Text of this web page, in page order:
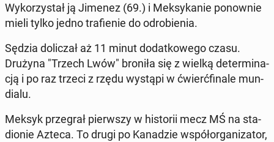
Wy­ko­rzy­stał ją Jimenez (69.) i Mek­sy­ka­nie po­now­nie
mieli tylko jedno tra­fie­nie do od­ro­bie­nia.
Sędzia do­li­czał aż 11 minut do­dat­ko­we­go czasu.
Drużyna "Trzech Lwów" broniła się z wielką de­ter­mi­na­
cją i po raz trzeci z rzędu wystąpi w ćwierć­fi­na­le mun­
dia­lu.
Meksyk prze­grał pierw­szy w hi­sto­rii mecz MŚ na sta­
dio­nie Azteca. To drugi po Ka­na­dzie współ­or­ga­ni­za­tor,